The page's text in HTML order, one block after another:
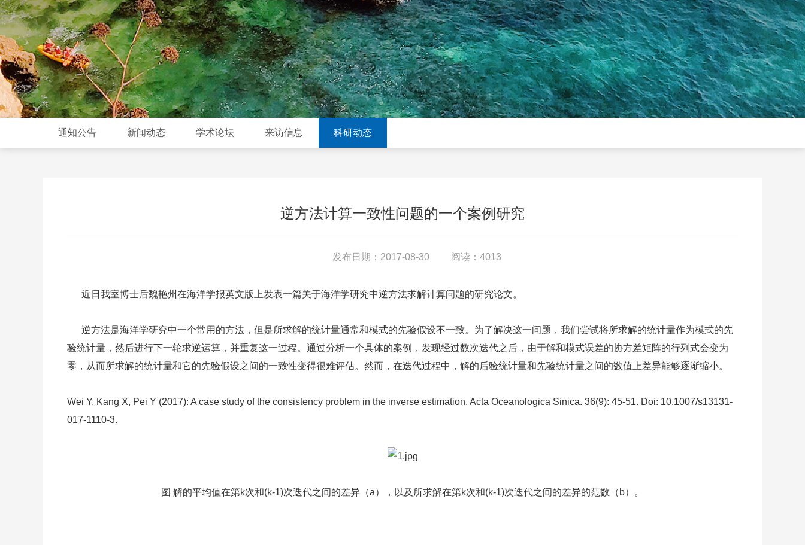
通知公告 新闻动态 学术论坛 来访信息 科研动态
逆方法计算一致性问题的一个案例研究
发布日期：2017-08-30 阅读：4013
近日我室博士后魏艳州在海洋学报英文版上发表一篇关于海洋学研究中逆方法求解计算问题的研究论文。
逆方法是海洋学研究中一个常用的方法，但是所求解的统计量通常和模式的先验假设不一致。为了解决这一问题，我们尝试将所求解的统计量作为模式的先
验统计量，然后进行下一轮求逆运算，并重复这一过程。通过分析一个具体的案例，发现经过数次迭代之后，由于解和模式误差的协方差矩阵的行列式会变为
零，从而所求解的统计量和它的先验假设之间的一致性变得很难评估。然而，在迭代过程中，解的后验统计量和先验统计量之间的数值上差异能够逐渐缩小。
Wei Y, Kang X, Pei Y (2017): A case study of the consistency problem in the inverse estimation. Acta Oceanologica Sinica. 36(9): 45-51. Doi: 10.1007/s13131-
017-1110-3.
图 解的平均值在第k次和(k-1)次迭代之间的差异（a），以及所求解在第k次和(k-1)次迭代之间的差异的范数（b）。